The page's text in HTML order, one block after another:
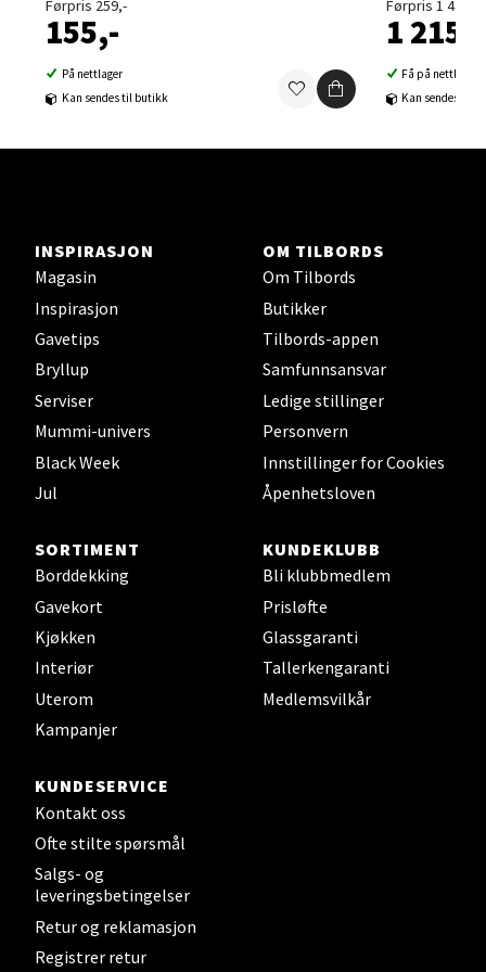
Førpris 259,-
155,-
På nettlager
Kan sendes til butikk
Førpris 1 429,-
1 215,-
Få på nettlager
Kan sendes til
INSPIRASJON
Magasin
Inspirasjon
Gavetips
Bryllup
Serviser
Mummi-univers
Black Week
Jul
OM TILBORDS
Om Tilbords
Butikker
Tilbords-appen
Samfunnsansvar
Ledige stillinger
Personvern
Innstillinger for Cookies
Åpenhetsloven
SORTIMENT
Borddekking
Gavekort
Kjøkken
Interiør
Uterom
Kampanjer
KUNDEKLUBB
Bli klubbmedlem
Prisløfte
Glassgaranti
Tallerkengaranti
Medlemsvilkår
KUNDESERVICE
Kontakt oss
Ofte stilte spørsmål
Salgs- og
leveringsbetingelser
Retur og reklamasjon
Registrer retur
Velg
Sortland - Sortland Storsenter
0 i butikk
Steinkjer - Thon Senter Steinkjer
Leirvik - Stord
Åpent i dag 10-17
0 i butikk